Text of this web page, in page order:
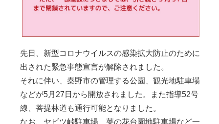
先日、新型コロナウイルスの感染拡大防止のために
出された緊急事態宣言が解除されました。
それに伴い、秦野市の管理する公園、観光地駐車場
などが5月27日から開放されました。また指導52号
線、菩提林道も通行可能となりました。
なお、ヤビツ峠駐車場、菜の花台園地駐車場など一